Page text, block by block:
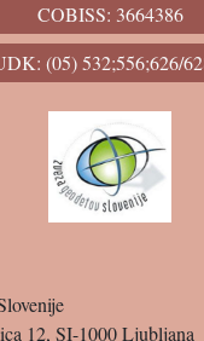
COBISS: 3664386
(05) 532;556;626/
12, SI-1000 Ljubljana